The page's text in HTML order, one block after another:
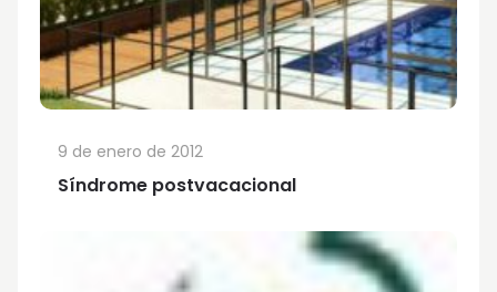
Síndrome postvacacional
9 de enero de 2012